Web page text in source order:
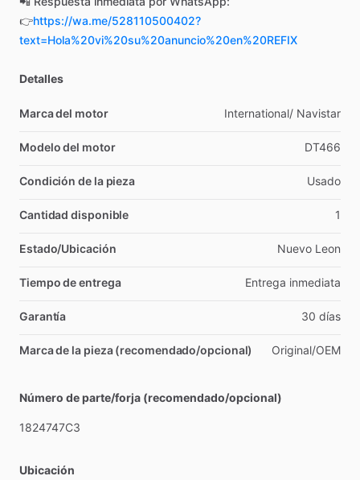
👉https://wa.me/528110500402?
text=Hola%20vi%20su%20anuncio%20en%20REFIX
Detalles
Marca del motor International​/​ Navistar
Modelo del motor DT466
Condición de la pieza Usado
Cantidad disponible 1
Estado/Ubicación Nuevo Leon
Tiempo de entrega Entrega inmediata
Garantía 30 días
Marca de la pieza (recomendado/opcional) Original​/​OEM
Número de parte/forja (recomendado/opcional)
1824747C3
Ubicación